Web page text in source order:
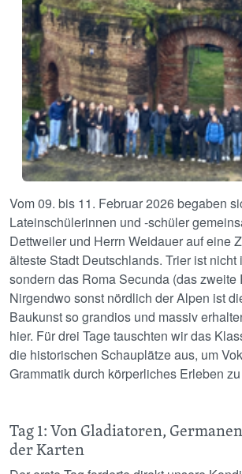
Vom 09. bis 11. Februar 2026 begaben
Lateinschülerinnen und -schüler
Dettweiler und Herrn Weidauer auf eine
älteste Stadt Deutschlands. Trier ist nicht
sondern das Roma Secunda (das zweite
Nirgendwo sonst nördlich der Alpen ist
Baukunst so grandios und massiv
hier. Für drei Tage tauschten wir das
die historischen Schauplätze aus, um
Grammatik durch körperliches Erleben
Tag 1: Von Gladiatoren,
der Karten